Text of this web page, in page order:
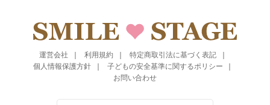
運営会社 利用規約
特定商取引法に基づく表記
個人情報保護方針
子どもの安全基準に関するポリシー
お問い合わせ